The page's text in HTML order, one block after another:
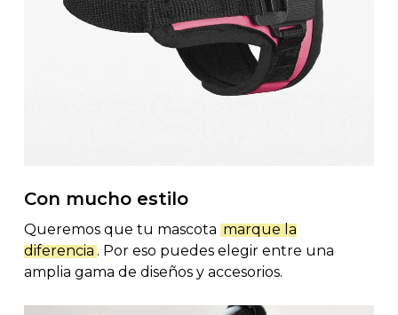
Con mucho estilo
Queremos que tu mascotamarque la
diferencia . Por eso puedes elegir entre una
amplia gama de diseños y accesorios.